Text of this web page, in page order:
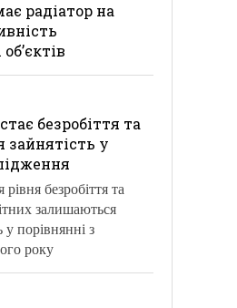
радіатор на
безробіття та
зайнятість у
безробіття та
залишаються
порівнянні з
року